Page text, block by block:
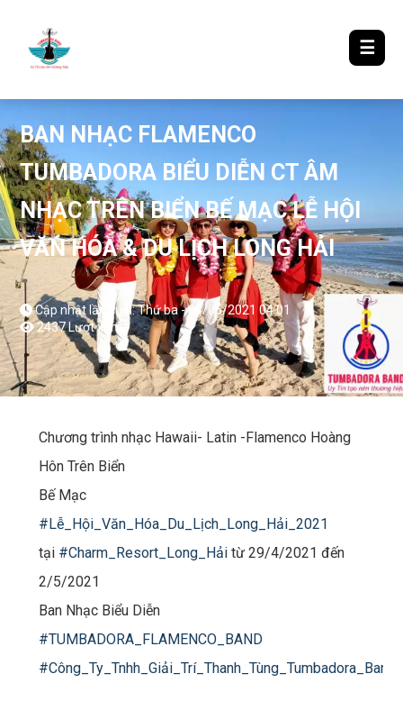
☰
BAN NHẠC FLAMENCO
TUMBADORA BIỂU DIỄN CT ÂM
NHẠC TRÊN BIỂN BẾ MẠC LỄ HỘI
VĂN HÓA & DU LỊCH LONG HẢI
Cập nhật lần cuối: Thứ ba - 04/05/2021 04:01
2437 Lượt xem
Chương trình nhạc Hawaii- Latin -Flamenco Hoàng
Hôn Trên Biển
Bế Mạc
#Lễ_Hội_Văn_Hóa_Du_Lịch_Long_Hải_2021​​
tại #Charm_Resort_Long_Hải​​​ từ 29/4/2021 đến
2/5/2021
Ban Nhạc Biểu Diễn
#TUMBADORA_FLAMENCO_BAND​​​
#Công_Ty_Tnhh_Giải_Trí_Thanh_Tùng_Tumbadora_Band​​​